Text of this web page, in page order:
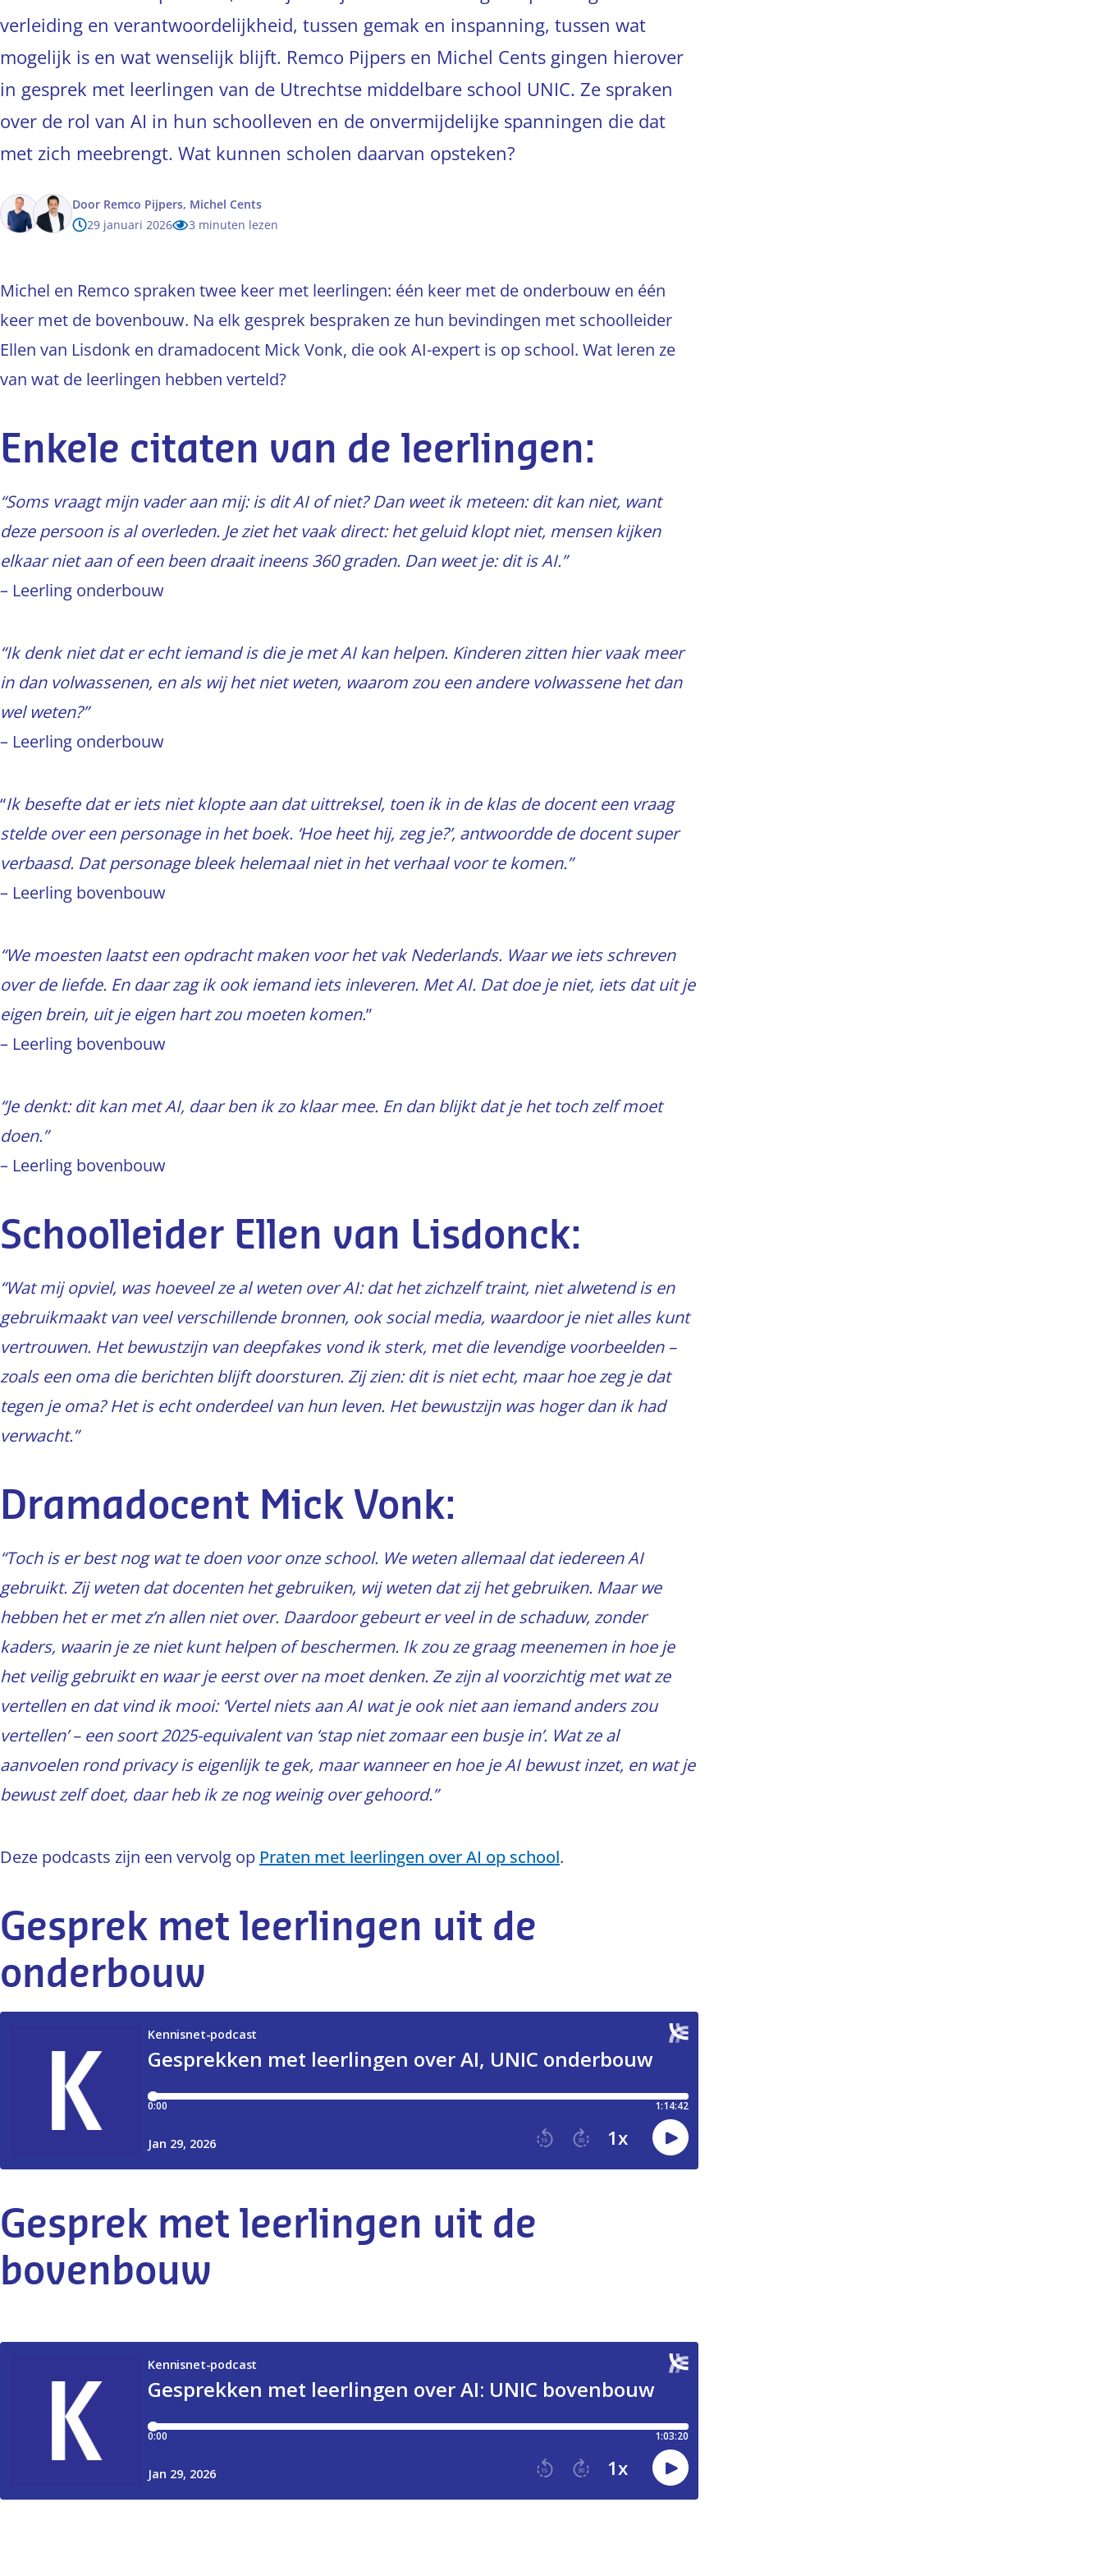
verleiding en verantwoordelijkheid, tussen gemak en inspanning, tussen wat
mogelijk is en wat wenselijk blijft. Remco Pijpers en Michel Cents gingen hierover
in gesprek met leerlingen van de Utrechtse middelbare school UNIC. Ze spraken
over de rol van AI in hun schoolleven en de onvermijdelijke spanningen die dat
met zich meebrengt. Wat kunnen scholen daarvan opsteken?
Door Remco Pijpers, Michel Cents
29 januari 2026
3 minuten lezen
Michel en Remco spraken twee keer met leerlingen: één keer met de onderbouw en één
keer met de bovenbouw. Na elk gesprek bespraken ze hun bevindingen met schoolleider
Ellen van Lisdonk en dramadocent Mick Vonk, die ook AI-expert is op school. Wat leren ze
van wat de leerlingen hebben verteld?
Enkele citaten van de leerlingen:
“Soms vraagt mijn vader aan mij: is dit AI of niet? Dan weet ik meteen: dit kan niet, want
deze persoon is al overleden. Je ziet het vaak direct: het geluid klopt niet, mensen kijken
elkaar niet aan of een been draait ineens 360 graden. Dan weet je: dit is AI.”
– Leerling onderbouw
“Ik denk niet dat er echt iemand is die je met AI kan helpen. Kinderen zitten hier vaak meer
in dan volwassenen, en als wij het niet weten, waarom zou een andere volwassene het dan
wel weten?”
– Leerling onderbouw
“Ik besefte dat er iets niet klopte aan dat uittreksel, toen ik in de klas de docent een vraag
stelde over een personage in het boek. ‘Hoe heet hij, zeg je?’, antwoordde de docent super
verbaasd. Dat personage bleek helemaal niet in het verhaal voor te komen.”
– Leerling bovenbouw
“We moesten laatst een opdracht maken voor het vak Nederlands. Waar we iets schreven
over de liefde. En daar zag ik ook iemand iets inleveren. Met AI. Dat doe je niet, iets dat uit je
eigen brein, uit je eigen hart zou moeten komen.”
– Leerling bovenbouw
“Je denkt: dit kan met AI, daar ben ik zo klaar mee. En dan blijkt dat je het toch zelf moet
doen.”
– Leerling bovenbouw
Schoolleider Ellen van Lisdonck:
“Wat mij opviel, was hoeveel ze al weten over AI: dat het zichzelf traint, niet alwetend is en
gebruikmaakt van veel verschillende bronnen, ook social media, waardoor je niet alles kunt
vertrouwen. Het bewustzijn van deepfakes vond ik sterk, met die levendige voorbeelden –
zoals een oma die berichten blijft doorsturen. Zij zien: dit is niet echt, maar hoe zeg je dat
tegen je oma? Het is echt onderdeel van hun leven. Het bewustzijn was hoger dan ik had
verwacht.”
Dramadocent Mick Vonk:
“Toch is er best nog wat te doen voor onze school. We weten allemaal dat iedereen AI
gebruikt. Zij weten dat docenten het gebruiken, wij weten dat zij het gebruiken. Maar we
hebben het er met z’n allen niet over. Daardoor gebeurt er veel in de schaduw, zonder
kaders, waarin je ze niet kunt helpen of beschermen. Ik zou ze graag meenemen in hoe je
het veilig gebruikt en waar je eerst over na moet denken. Ze zijn al voorzichtig met wat ze
vertellen en dat vind ik mooi: ‘Vertel niets aan AI wat je ook niet aan iemand anders zou
vertellen’ – een soort 2025-equivalent van ‘stap niet zomaar een busje in’. Wat ze al
aanvoelen rond privacy is eigenlijk te gek, maar wanneer en hoe je AI bewust inzet, en wat je
bewust zelf doet, daar heb ik ze nog weinig over gehoord.”
Deze podcasts zijn een vervolg op Praten met leerlingen over AI op school.
Gesprek met leerlingen uit de
onderbouw
Gesprek met leerlingen uit de
bovenbouw